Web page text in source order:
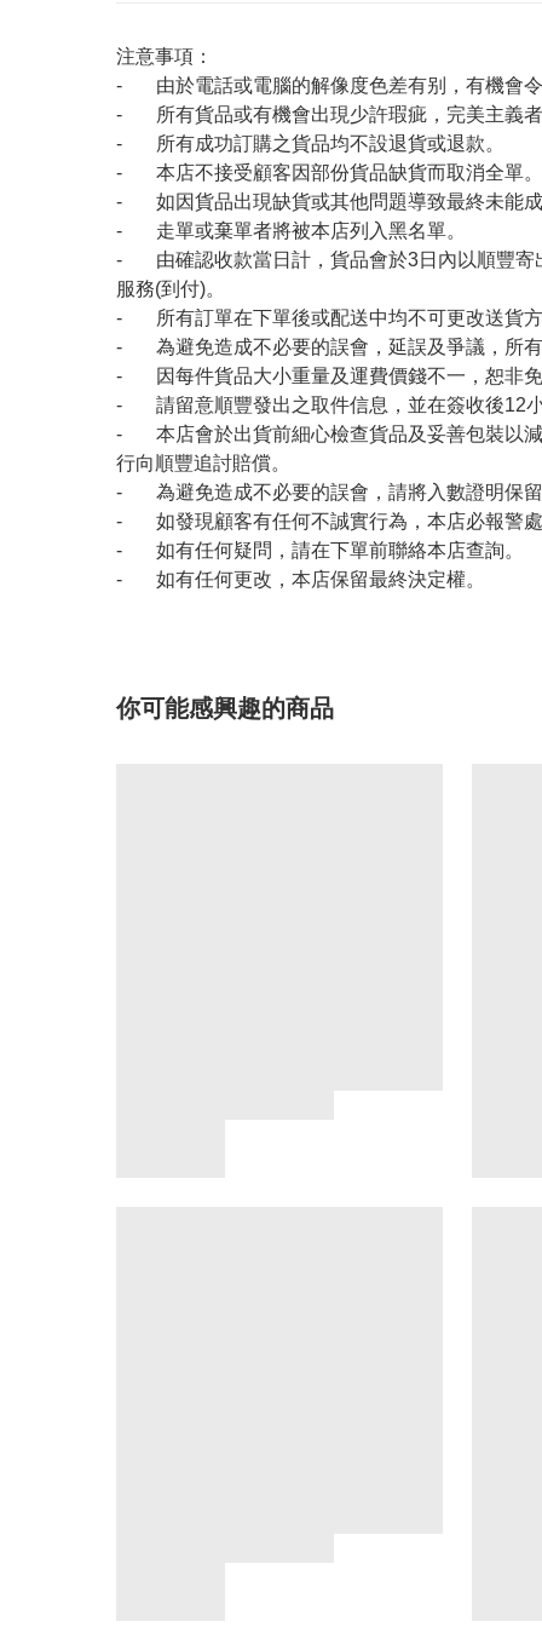
注意事項：
- 由於電話或電腦的解像度色差有别，有機會令
- 所有貨品或有機會出現少許瑕疵，完美主義
- 所有成功訂購之貨品均不設退貨或退款。
- 本店不接受顧客因部份貨品缺貨而取消全單。
- 如因貨品出現缺貨或其他問題導致最終未能成
- 走單或棄單者將被本店列入黑名單。
- 由確認收款當日計，貨品會於3日內以順豐寄
服務(到付)。
- 所有訂單在下單後或配送中均不可更改送貨方
- 為避免造成不必要的誤會，延誤及爭議，所
- 因每件貨品大小重量及運費價錢不一，恕非免
- 請留意順豐發出之取件信息，並在簽收後12
- 本店會於出貨前細心檢查貨品及妥善包裝以減
行向順豐追討賠償。
- 為避免造成不必要的誤會，請將入數證明保留
- 如發現顧客有任何不誠實行為，本店必報警
- 如有任何疑問，請在下單前聯絡本店查詢。
- 如有任何更改，本店保留最終決定權。
你可能感興趣的商品